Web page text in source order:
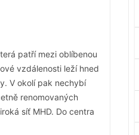
patří mezi oblíbenou
vzdálenosti leží hned
V okolí pak nechybí
renomovaných
síť MHD. Do centra